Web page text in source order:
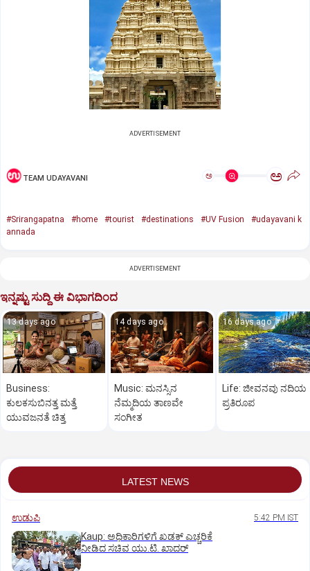
ADVERTISEMENT
TEAM UDAYAVANI ಅ ಅ
#Srirangapatna #home #tourist #destinations #UV Fusion
#udayavani k
annada
ADVERTISEMENT
ಇನ್ನಷ್ಟು ಸುದ್ದಿ ಈ ವಿಭಾಗದಿಂದ
13 days ago
Business:
ಕುಲಕಸುಬಿನತ್ತ ಮತ್ತೆ
ಯುವಜನತೆ ಚಿತ್ತ
14 days ago
Music: ಮನಸ್ಸಿನ
ನೆಮ್ಮದಿಯ ತಾಣವೇ
ಸಂಗೀತ
16 days ago
Life: ಜೀವನವು ನದಿಯ
ಪ್ರತಿರೂಪ
LATEST NEWS
ಉಡುಪಿ 5:42 PM IST
Kaup: ಅಧಿಕಾರಿಗಳಿಗೆ ಖಡಕ್ ಎಚ್ಚರಿಕೆ
ನೀಡಿದ ಸಚಿವ ಯು.ಟಿ. ಖಾದರ್